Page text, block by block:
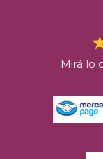
Mirá lo